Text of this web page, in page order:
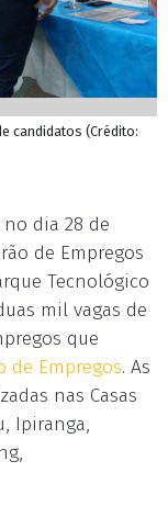
candidatos (Crédito:
dia 28 de
de Empregos
Tecnológico
mil vagas de
que
de Empregos. As
nas Casas
Ipiranga,